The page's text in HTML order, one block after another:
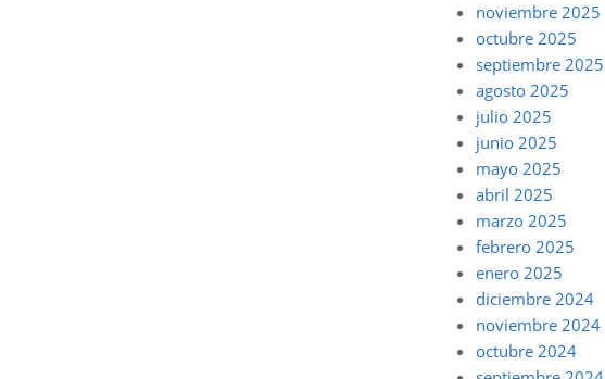
noviembre 2025
octubre 2025
septiembre 2025
agosto 2025
julio 2025
junio 2025
mayo 2025
abril 2025
marzo 2025
febrero 2025
enero 2025
diciembre 2024
noviembre 2024
octubre 2024